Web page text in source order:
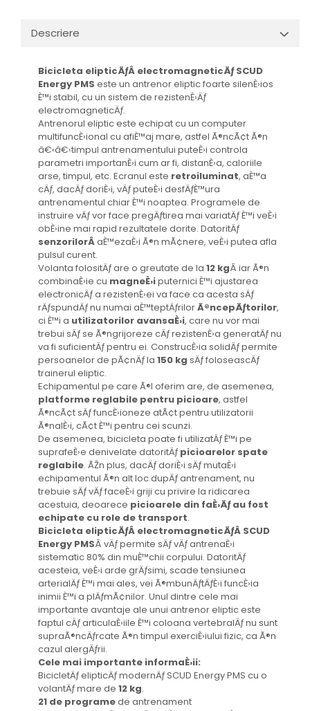
Descriere
Bicicleta elipticÄƒÂ electromagneticÄƒ SCUD
Energy PMS este un antrenor eliptic foarte silenÈ›ios
È™i stabil, cu un sistem de rezistenÈ›Äƒ
electromagneticÄƒ.
Antrenorul eliptic este echipat cu un computer
multifuncÈ›ional cu afiÈ™aj mare, astfel Ã®ncÃ¢t Ã®n
â€‹â€‹timpul antrenamentului puteÈ›i controla
parametri importanÈ›i cum ar fi, distanÈ›a, caloriile
arse, timpul, etc. Ecranul este retroiluminat, aÈ™a
cÄƒ, dacÄƒ doriÈ›i, vÄƒ puteÈ›i desfÄƒÈ™ura
antrenamentul chiar È™i noaptea. Programele de
instruire vÄƒ vor face pregÄƒtirea mai variatÄƒ È™i veÈ›i
obÈ›ine mai rapid rezultatele dorite. DatoritÄƒ
senzorilorÂaÈ™ezaÈ›i Ã®n mÃ¢nere, veÈ›i putea afla
pulsul curent.
Volanta folositÄƒ are o greutate de la 12 kgÂ iar Ã®n
combinaÈ›ie cu magneÈ›iputernici È™i ajustarea
electronicÄƒ a rezistenÈ›ei va face ca acesta sÄƒ
rÄƒspundÄƒ nu numai aÈ™teptÄƒrilorÃ®ncepÄƒtorilor,
ci È™i a utilizatorilor avansaÈ›i, care nu vor mai
trebui sÄƒ se Ã®ngrijoreze cÄƒ rezistenÈ›a generatÄƒ nu
va fi suficientÄƒ pentru ei. ConstrucÈ›ia solidÄƒ permite
persoanelor de pÃ¢nÄƒ la 150 kg sÄƒ foloseascÄƒ
trainerul eliptic.
Echipamentul pe care Ã®l oferim are, de asemenea,
platforme reglabile pentru picioare, astfel
Ã®ncÃ¢t sÄƒ funcÈ›ioneze atÃ¢t pentru utilizatorii
Ã®nalÈ›i, cÃ¢t È™i pentru cei scunzi.
De asemenea, bicicleta poate fi utilizatÄƒ È™i pe
suprafeÈ›e denivelate datoritÄƒpicioarelor spate
reglabile. ÃŽn plus, dacÄƒ doriÈ›i sÄƒ mutaÈ›i
echipamentul Ã®n alt loc dupÄƒ antrenament, nu
trebuie sÄƒ vÄƒ faceÈ›i griji cu privire la ridicarea
acestuia, deoarece picioarele din faÈ›Äƒ au fost
echipate cu role de transport.
Bicicleta elipticÄƒÂ electromagneticÄƒÂ SCUD
Energy PMSÂ vÄƒ permite sÄƒ vÄƒ antrenaÈ›i
sistematic 80% din muÈ™chii corpului. DatoritÄƒ
acesteia, veÈ›i arde grÄƒsimi, scade tensiunea
arterialÄƒ È™i mai ales, vei Ã®mbunÄƒtÄƒÈ›i funcÈ›ia
inimii È™i a plÄƒmÃ¢nilor. Unul dintre cele mai
importante avantaje ale unui antrenor eliptic este
faptul cÄƒ articulaÈ›iile È™i coloana vertebralÄƒ nu sunt
supraÃ®ncÄƒrcate Ã®n timpul exerciÈ›iului fizic, ca Ã®n
cazul alergÄƒrii.
Cele mai importante informaÈ›ii:
BicicletÄƒ elipticÄƒ modernÄƒ SCUD Energy PMS cu o
volantÄƒ mare de 12 kg.
21 de programede antrenament